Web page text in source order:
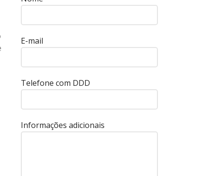
E-mail
Telefone com DDD
Informações adicionais